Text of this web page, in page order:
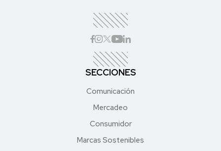
SECCIONES
Comunicación
Mercadeo
Consumidor
Marcas Sostenibles